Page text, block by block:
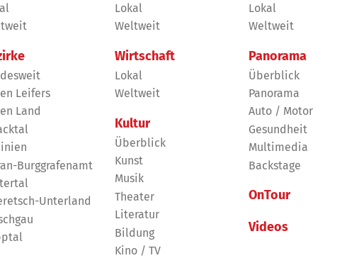
Leifers
Land
Burggrafenamt
Unterland
Lokal
Weltweit
Wirtschaft
Lokal
Weltweit
Kultur
Überblick
Kunst
Musik
Theater
Literatur
Bildung
Kino / TV
Lokal
Weltweit
Panorama
Überblick
Panorama
Auto / Motor
Gesundheit
Multimedia
Backstage
OnTour
Videos